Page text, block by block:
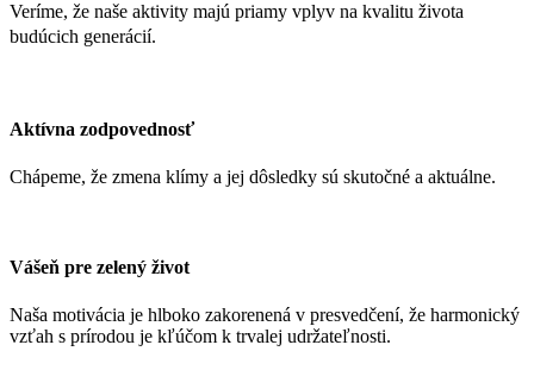
Veríme, že naše aktivity majú priamy vplyv na kvalitu života
budúcich generácií.
Aktívna zodpovednosť
Chápeme, že zmena klímy a jej dôsledky sú skutočné a aktuálne.
Vášeň pre zelený život
Naša motivácia je hlboko zakorenená v presvedčení, že harmonický
vzťah s prírodou je kľúčom k trvalej udržateľnosti.